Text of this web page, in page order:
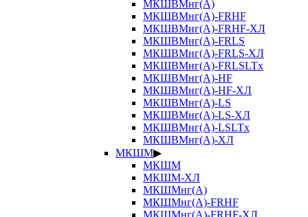
МКШВМнг(А)
МКШВМнг(А)-FRHF
МКШВМнг(А)-FRHF-ХЛ
МКШВМнг(А)-FRLS
МКШВМнг(А)-FRLS-ХЛ
МКШВМнг(А)-FRLSLTx
МКШВМнг(А)-HF
МКШВМнг(А)-HF-ХЛ
МКШВМнг(А)-LS
МКШВМнг(А)-LS-ХЛ
МКШВМнг(А)-LSLTx
МКШВМнг(А)-ХЛ
МКШМ▶
МКШМ
МКШМ-ХЛ
МКШМнг(А)
МКШМнг(А)-FRHF
МКШМнг(А)-FRHF-ХЛ